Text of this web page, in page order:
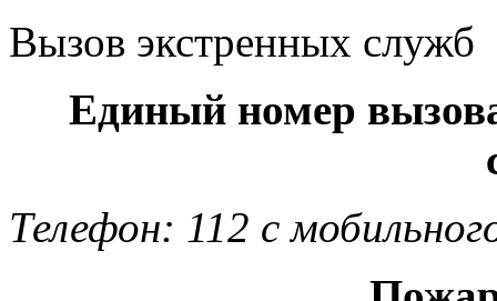
Вызов экстренных служб
Единый номер
Телефон: 112 с